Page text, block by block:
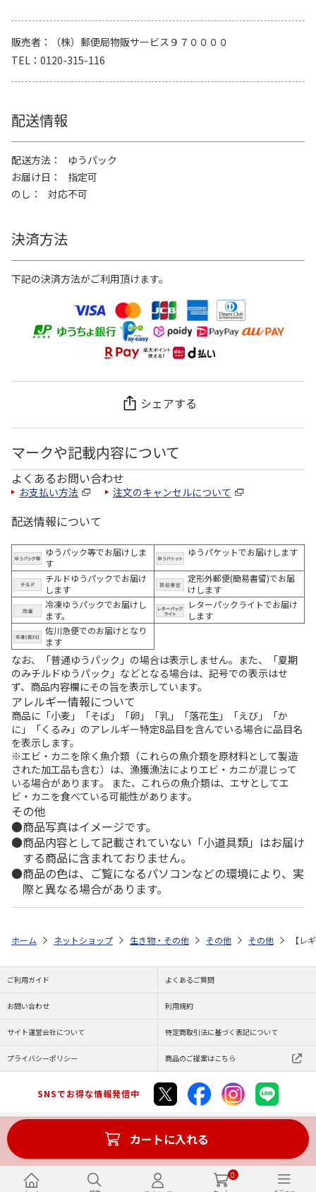
0
販売者
（株）郵便局物販サービス９７００００
TEL
0120-315-116
配送情報
配送方法
ゆうパック
お届け日
指定可
のし
対応不可
決済方法
下記の決済方法がご利用頂けます。
シェアする
マークや記載内容について
よくあるお問い合わせ
お支払い方法 注文のキャンセルについて
配送情報について
ゆうパック等でお届けしま
す
ゆうパケットでお届けします
チルドゆうパックでお届け
します
定形外郵便(簡易書留)でお届
けします
冷凍ゆうパックでお届けし
ます。
レターパックライトでお届け
します
佐川急便でのお届けとなり
ます
なお、「普通ゆうパック」の場合は表示しません。また、「夏期
のみチルドゆうパック」などとなる場合は、記号での表示はせ
ず、商品内容欄にその旨を表示しています。
アレルギー情報について
商品に「小麦」「そば」「卵」「乳」「落花生」「えび」「か
に」「くるみ」のアレルギー特定8品目を含んでいる場合に品目名
を表示します。
※エビ・カニを除く魚介類（これらの魚介類を原材料として製造
された加工品も含む）は、漁獲漁法によりエビ・カニが混じって
いる場合があります。 また、これらの魚介類は、エサとしてエ
ビ・カニを食べている可能性があります。
その他
商品写真はイメージです。
商品内容として記載されていない「小道具類」はお届け
する商品に含まれておりません。
商品の色は、ご覧になるパソコンなどの環境により、実
際と異なる場合があります。
カートに入れる
ホーム ネットショップ 生き物・その他 その他 その他 【レ
ご利用ガイド よくあるご質問
お問い合わせ 利用規約
サイト運営会社について 特定商取引法に基づく表記について
プライバシーポリシー 商品のご提案はこちら
SNSでお得な情報発信中